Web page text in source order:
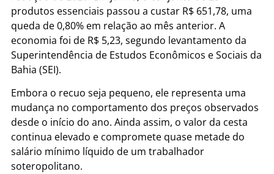
produtos essenciais passou a custar R$ 651,78, uma
queda de 0,80% em relação ao mês anterior. A
economia foi de R$ 5,23, segundo levantamento da
Superintendência de Estudos Econômicos e Sociais da
Bahia (SEI).
Embora o recuo seja pequeno, ele representa uma
mudança no comportamento dos preços observados
desde o início do ano. Ainda assim, o valor da cesta
continua elevado e compromete quase metade do
salário mínimo líquido de um trabalhador
soteropolitano.